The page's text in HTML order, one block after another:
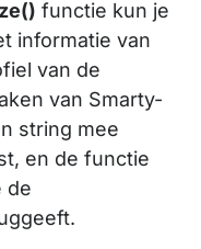
functie kun je
informatie van
van de
van Smarty-
string mee
en de functie
de